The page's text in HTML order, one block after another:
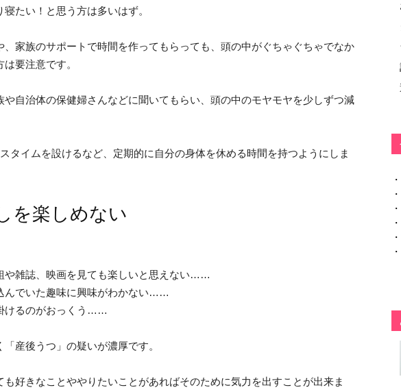
たい！と思う方は多いはず。
、家族のサポートで時間を作ってもらっても、頭の中がぐちゃぐちゃでなか
要注意です。
や自治体の保健婦さんなどに聞いてもらい、頭の中のモヤモヤを少しずつ減
タイムを設けるなど、定期的に自分の身体を休める時間を持つようにしま
を楽しめない
や雑誌、映画を見ても楽しいと思えない……
んでいた趣味に興味がわかない……
けるのがおっくう……
産後うつ」の疑いが濃厚です。
も好きなことややりたいことがあればそのために気力を出すことが出来ま
・
・
・
・
・
・